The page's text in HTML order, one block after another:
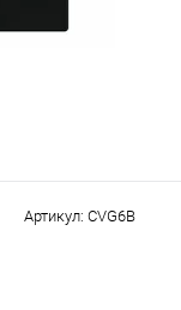
Артикул: CVG6B